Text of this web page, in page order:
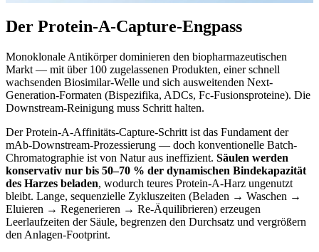
Der Protein-A-Capture-Engpass
Monoklonale Antikörper dominieren den biopharmazeutischen
Markt — mit über 100 zugelassenen Produkten, einer schnell
wachsenden Biosimilar-Welle und sich ausweitenden Next-
Generation-Formaten (Bispezifika, ADCs, Fc-Fusionsproteine). Die
Downstream-Reinigung muss Schritt halten.
Der Protein-A-Affinitäts-Capture-Schritt ist das Fundament der
mAb-Downstream-Prozessierung — doch konventionelle Batch-
Chromatographie ist von Natur aus ineffizient. Säulen werden
konservativ nur bis 50–70 % der dynamischen Bindekapazität
des Harzes beladen, wodurch teures Protein-A-Harz ungenutzt
bleibt. Lange, sequenzielle Zykluszeiten (Beladen → Waschen →
Eluieren → Regenerieren → Re-Äquilibrieren) erzeugen
Leerlaufzeiten der Säule, begrenzen den Durchsatz und vergrößern
den Anlagen-Footprint.